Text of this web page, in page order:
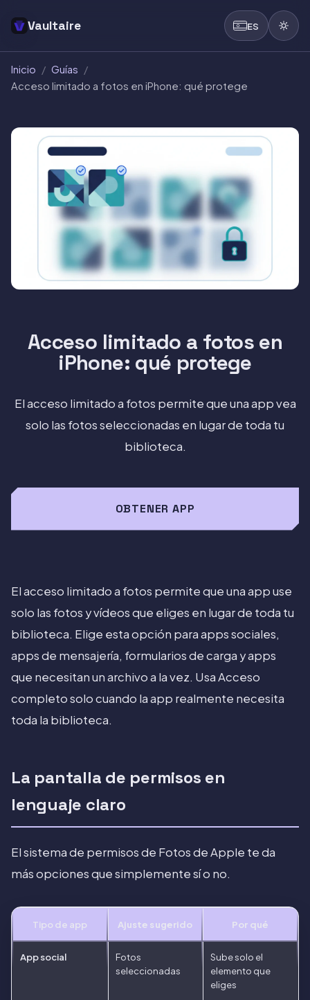
Vaultaire ES
Inicio / Guías /
Acceso limitado a fotos en iPhone: qué protege
Acceso limitado a fotos en
iPhone: qué protege
El acceso limitado a fotos permite que una app vea
solo las fotos seleccionadas en lugar de toda tu
biblioteca.
OBTENER APP
El acceso limitado a fotos permite que una app use
solo las fotos y vídeos que eliges en lugar de toda tu
biblioteca. Elige esta opción para apps sociales,
apps de mensajería, formularios de carga y apps
que necesitan un archivo a la vez. Usa Acceso
completo solo cuando la app realmente necesita
toda la biblioteca.
La pantalla de permisos en
lenguaje claro
El sistema de permisos de Fotos de Apple te da
más opciones que simplemente sí o no.
Tipo de app Ajuste sugerido Por qué
App social
Fotos
seleccionadas
Sube solo el
elemento que
eliges